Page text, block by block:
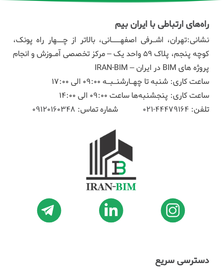
راه‌های ارتباطی با ایران بیم
نشانی:تهران، اشـرفی اصفهـــانی، بالاتر از چــهار راه پونک،
کوچه پنجم، پلاک ۵۹ واحد یک – مرکز تخصصی آمـوزش و انجام
پروژه های BIM در ایران – IRAN-BIM
ساعت کاری: شنبه تا چهـارشنـبـه 09:00 الی 17:00
ساعت کاری: پنجشنبه‌ها ساعت 09:00 الی 14:00
تلفن: 44479164-021 شماره تماس: 09120160348
دسترسی سریع